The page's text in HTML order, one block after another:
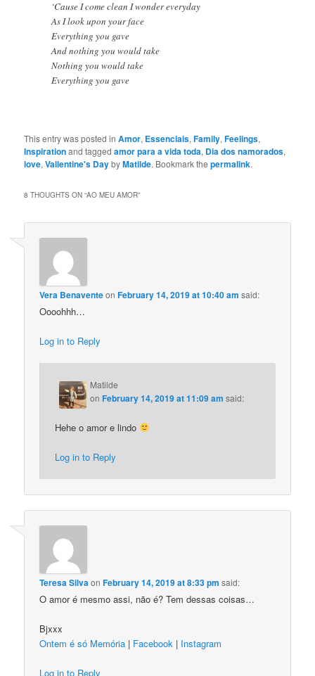
‘Cause I come clean I wonder everyday
As I look upon your face
Everything you gave
And nothing you would take
Nothing you would take
Everything you gave
This entry was posted inAmor, Essenciais,Family,Feelings,
Inspirationand taggedamor para a vida toda, Dia dos namorados,
love,Vallentine's DaybyMatilde. Bookmark thepermalink.
8 THOUGHTS ON “AO MEU AMOR”
Vera BenaventeonFebruary 14, 2019 at 10:40 am said:
Oooohhh…
Log in to Reply
Matilde
onFebruary 14, 2019 at 11:09 am said:
Hehe o amor e lindo
Log in to Reply
Teresa SilvaonFebruary 14, 2019 at 8:33 pm said:
O amor é mesmo assi, não é? Tem dessas coisas…
Bjxxx
Ontem é só Memória | Facebook | Instagram
Log in to Reply